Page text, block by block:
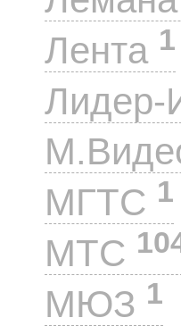
Лента 1
Лидер-
МГТС 1
МТС
МЮЗ 1